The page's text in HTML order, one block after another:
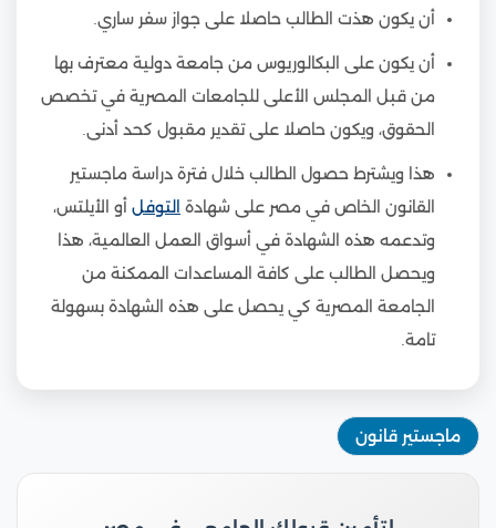
أن يكون هذت الطالب حاصلا على جواز سفر ساري.
أن يكون على البكالوريوس من جامعة دولية معترف بها
من قبل المجلس الأعلى للجامعات المصرية في تخصص
الحقوق، ويكون حاصلا على تقدير مقبول كحد أدنى.
هذا ويشترط حصول الطالب خلال فترة دراسة ماجستير
القانون الخاص في مصر على شهادة
التوفل أو الأيلتس،
وتدعمه هذه الشهادة في أسواق العمل العالمية، هذا
ويحصل الطالب على كافة المساعدات الممكنة من
الجامعة المصرية كي يحصل على هذه الشهادة بسهولة
تامة.
ماجستير قانون